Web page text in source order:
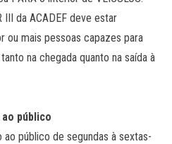
III da ACADEF deve estar
ou mais pessoas capazes para
na chegada quanto na saída à
público
público de segundas à sextas-